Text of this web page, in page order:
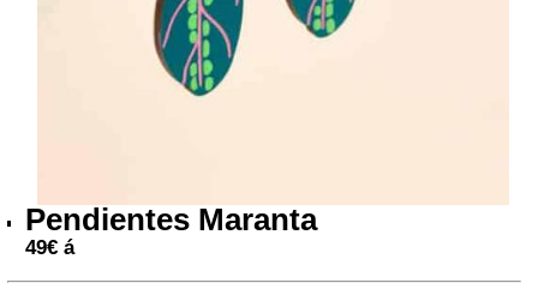
Pendientes Maranta
49€ á